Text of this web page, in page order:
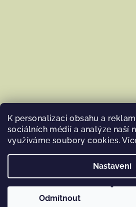
K personalizaci obsahu a
sociálních médií a analýze naší
využíváme soubory cookies.
Nastavení
Odmítnout
Sledovat na Instagramu
Upravit nastavení